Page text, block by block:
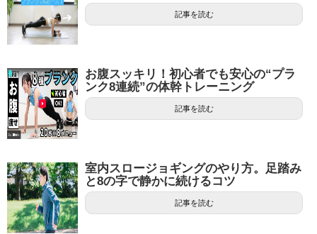
記事を読む
お腹スッキリ！初心者でも安心の“プラ
ンク8連続”の体幹トレーニング
記事を読む
室内スロージョギングのやり方。足踏み
と8の字で静かに続けるコツ
記事を読む